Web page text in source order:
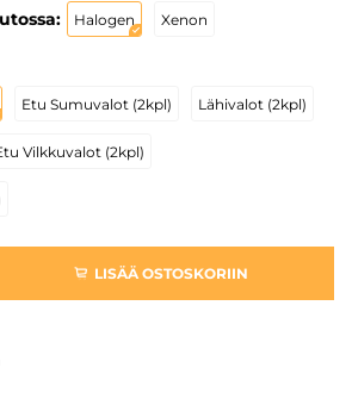
Halogen Xenon
Etu Sumuvalot (2kpl) Lähivalot (2kpl)
Vilkkuvalot (2kpl)
LISÄÄ OSTOSKORIIN